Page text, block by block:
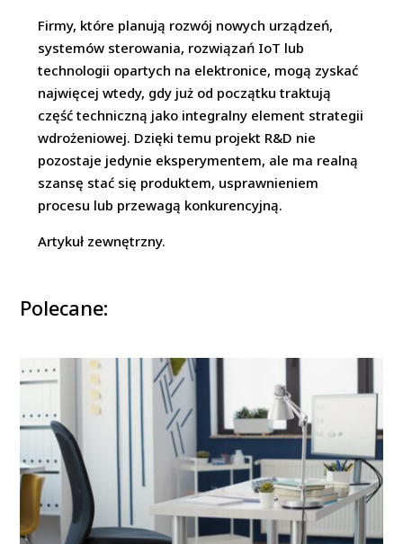
Firmy, które planują rozwój nowych urządzeń,
systemów sterowania, rozwiązań IoT lub
technologii opartych na elektronice, mogą zyskać
najwięcej wtedy, gdy już od początku traktują
część techniczną jako integralny element strategii
wdrożeniowej. Dzięki temu projekt R&D nie
pozostaje jedynie eksperymentem, ale ma realną
szansę stać się produktem, usprawnieniem
procesu lub przewagą konkurencyjną.
Artykuł zewnętrzny.
Polecane: